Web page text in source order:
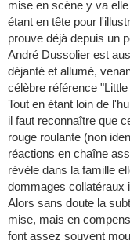
mise en scène y va
étant en tête pour
prouve déjà depuis un
André Dussolier est
déjanté et allumé,
célèbre référence
Tout en étant loin de
il faut reconnaître que
rouge roulante (non
réactions en chaîne
révèle dans la famille
dommages collatéraux
Alors sans doute la
mise, mais en
font assez souvent